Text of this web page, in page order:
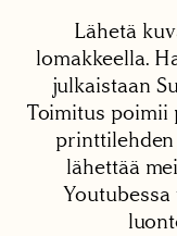
Lähetä
lomakkeella.
julkaistaan
Toimitus poimii
lähettää